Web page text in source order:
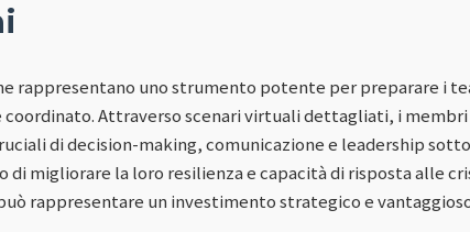
rappresentano uno strumento potente per preparare i
coordinato. Attraverso scenari virtuali dettagliati, i
di decision-making, comunicazione e leadership
di migliorare la loro resilienza e capacità di risposta alle
rappresentare un investimento strategico e